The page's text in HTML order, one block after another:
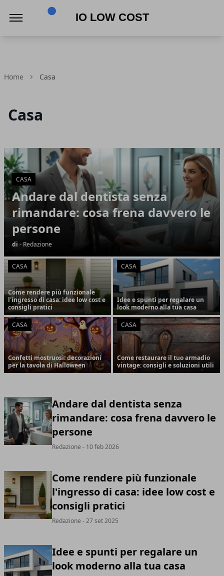
Home Casa
Casa
Articoli in Evidenza
CASA
Andare dal dentista senza
rimandare: cosa frena davvero le
persone
di - Redazione
CASA
Come rendere più funzionale
l'ingresso di casa: idee low cost e
consigli pratici
CASA
Idee e spunti per regalare un
look moderno alla tua casa
CASA
Confetti mostruosi: decorazioni
per la tavola di Halloween
CASA
Come restaurare il tuo armadio
vintage: consigli e soluzioni utili
Andare dal dentista senza
rimandare: cosa frena davvero le
persone
Redazione - 10 feb 2026
Come rendere più funzionale
l'ingresso di casa: idee low cost e
consigli pratici
Redazione - 27 set 2025
Idee e spunti per regalare un
look moderno alla tua casa